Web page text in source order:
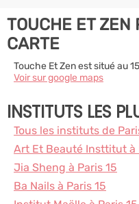
TOUCHE ET ZEN
CARTE
Touche Et Zen est situé au
Voir sur google maps
INSTITUTS LES
Tous les instituts de
Art Et Beauté Insttitut à
Jia Sheng à Paris 15
Ba Nails à Paris 15